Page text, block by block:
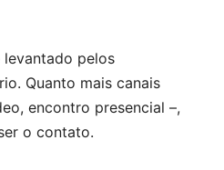
pelos
Quanto mais canais
encontro presencial –,
o contato.